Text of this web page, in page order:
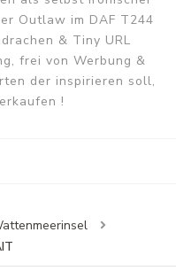
Outlaw im DAF T244
& Tiny URL
frei von Werbung &
der inspirieren soll,
!